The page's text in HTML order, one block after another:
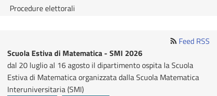
Procedure elettorali
Feed RSS
Scuola Estiva di Matematica - SMI 2026
dal 20 luglio al 16 agosto il dipartimento ospita la Scuola
Estiva di Matematica organizzata dalla Scuola Matematica
Interuniversitaria (SMI)